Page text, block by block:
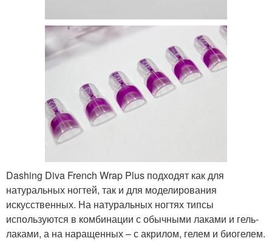
Dashing Diva French Wrap Plus подходят как для
натуральных ногтей, так и для моделирования
искусственных. На натуральных ногтях типсы
используются в комбинации с обычными лаками и гель-
лаками, а на наращенных – с акрилом, гелем и биогелем.